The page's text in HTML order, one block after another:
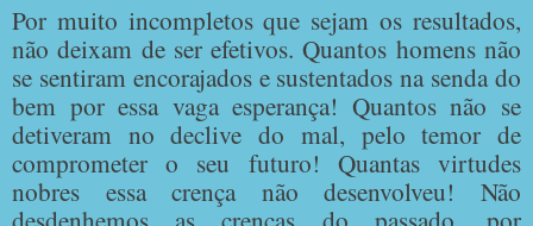
Por muito incompletos que sejam os resultados,
não deixam de ser efetivos. Quantos homens não
se sentiram encorajados e sustentados na senda do
bem por essa vaga esperança! Quantos não se
detiveram no declive do mal, pelo temor de
comprometer o seu futuro! Quantas virtudes
nobres essa crença não desenvolveu! Não